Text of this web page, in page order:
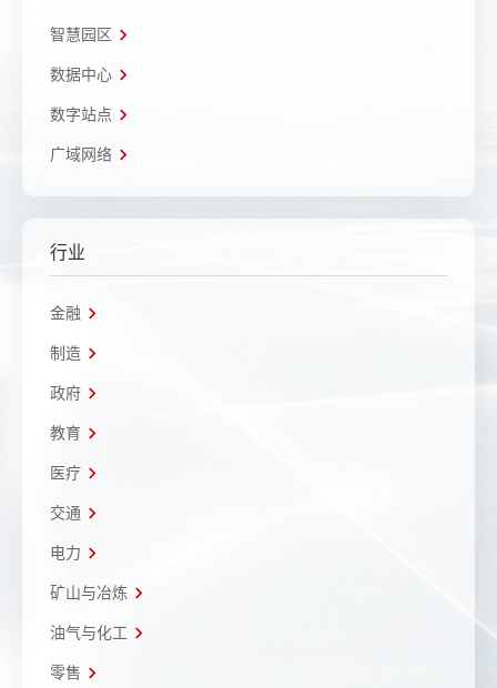
智慧园区
数据中心
数字站点
广域网络
行业
金融
制造
政府
教育
医疗
交通
电力
矿山与冶炼
油气与化工
零售